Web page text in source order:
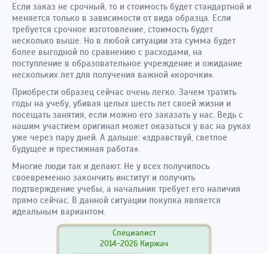
Если заказ не срочный, то и стоимость будет стандартной и
меняется только в зависимости от вида образца. Если
требуется срочное изготовление, стоимость будет
несколько выше. Но в любой ситуации эта сумма будет
более выгодной по сравнению с расходами, на
поступление в образовательное учреждение и ожидание
нескольких лет для получения важной «корочки».
Приобрести образец сейчас очень легко. Зачем тратить
годы на учебу, убивая целых шесть лет своей жизни и
посещать занятия, если можно его заказать у нас. Ведь с
нашим участием оригинал может оказаться у вас на руках
уже через пару дней. А дальше: «здравствуй, светлое
будущее и престижная работа».
Многие люди так и делают. Не у всех получилось
своевременно закончить институт и получить
подтверждение учебы, а начальник требует его наличия
прямо сейчас. В данной ситуации покупка является
идеальным вариантом.
Специалист
2014-2026 Киржач